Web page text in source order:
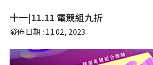
十一|11.11 電競組九折
發佈日期 : 11 02, 2023